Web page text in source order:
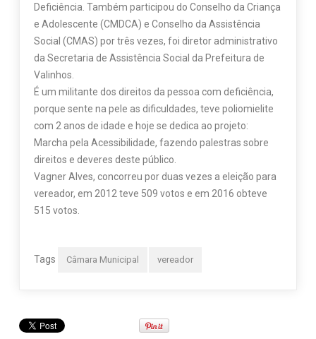
Deficiência. Também participou do Conselho da Criança
e Adolescente (CMDCA) e Conselho da Assistência
Social (CMAS) por três vezes, foi diretor administrativo
da Secretaria de Assistência Social da Prefeitura de
Valinhos.
É um militante dos direitos da pessoa com deficiência,
porque sente na pele as dificuldades, teve poliomielite
com 2 anos de idade e hoje se dedica ao projeto:
Marcha pela Acessibilidade, fazendo palestras sobre
direitos e deveres deste público.
Vagner Alves, concorreu por duas vezes a eleição para
vereador, em 2012 teve 509 votos e em 2016 obteve
515 votos.
Tags Câmara Municipal vereador